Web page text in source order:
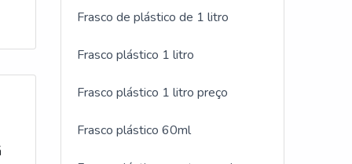
Frasco de plástico de 1 litro
Frasco plástico 1 litro
Frasco plástico 1 litro preço
Frasco plástico 60ml